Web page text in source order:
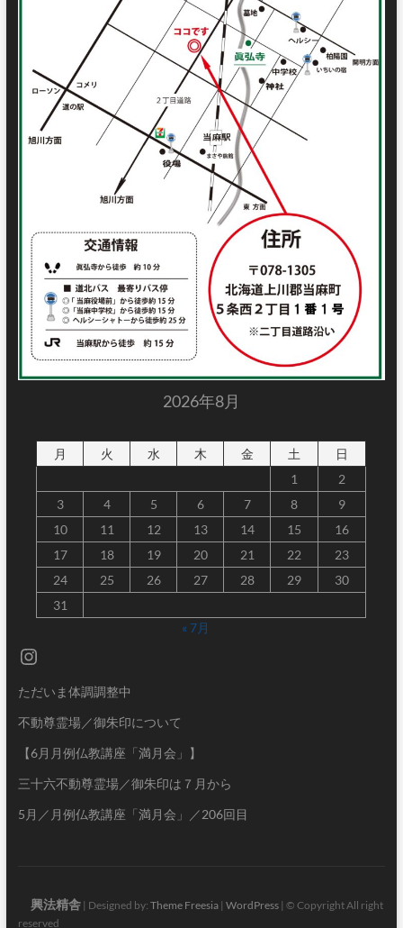
2026年8月
月 火 水 木 金 土
日
1
2
3
4 5 6 7 8
9
10
11 12 13 14 15
16
17
18 19 20 21 22
23
24
25 26 27 28 29
30
31
« 7月
Instagram
ただいま体調調整中
不動尊霊場／御朱印について
【6月月例仏教講座「満月会」】
三十六不動尊霊場／御朱印は７月から
5月／月例仏教講座「満月会」／206回目
興法精舎| Designed by: Theme Freesia| WordPress| © Copyright All right
reserved